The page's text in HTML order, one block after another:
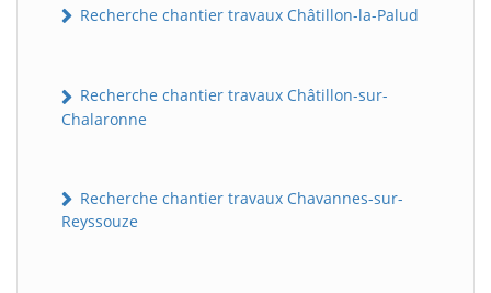
Recherche chantier travaux Châtillon-la-Palud
Recherche chantier travaux Châtillon-sur-
Chalaronne
Recherche chantier travaux Chavannes-sur-
Reyssouze